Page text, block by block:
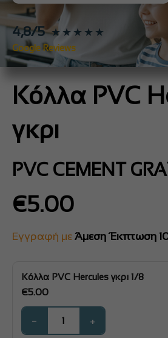
4,8/5 ★★★★★
Google Reviews
Κόλλα PVC
γκρι
PVC CEMENT
€5.00
Εγγραφή με Άμεση Έκπτωση
Κόλλα PVC Hercules γκρι 1/8
€5.00
− +